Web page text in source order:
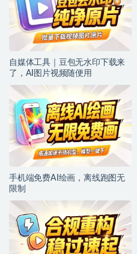
自媒体工具｜豆包无水印下载来
了，AI图片视频随便用
手机端免费AI绘画，离线跑图无
限制